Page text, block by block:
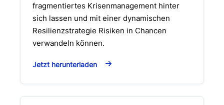
fragmentiertes Krisenmanagement hinter
sich lassen und mit einer dynamischen
Resilienzstrategie Risiken in Chancen
verwandeln können.
Jetzt herunterladen